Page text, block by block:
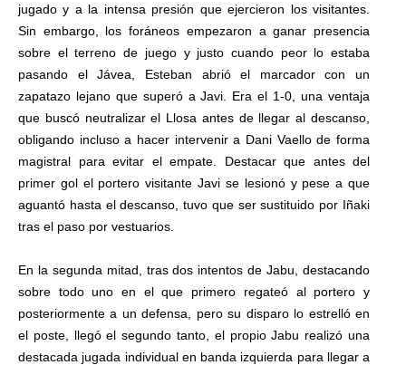
jugado y a la intensa presión que ejercieron los visitantes.
Sin embargo, los foráneos empezaron a ganar presencia
sobre el terreno de juego y justo cuando peor lo estaba
pasando el Jávea, Esteban abrió el marcador con un
zapatazo lejano que superó a Javi. Era el 1-0, una ventaja
que buscó neutralizar el Llosa antes de llegar al descanso,
obligando incluso a hacer intervenir a Dani Vaello de forma
magistral para evitar el empate. Destacar que antes del
primer gol el portero visitante Javi se lesionó y pese a que
aguantó hasta el descanso, tuvo que ser sustituido por Iñaki
tras el paso por vestuarios.
En la segunda mitad, tras dos intentos de Jabu, destacando
sobre todo uno en el que primero regateó al portero y
posteriormente a un defensa, pero su disparo lo estrelló en
el poste, llegó el segundo tanto, el propio Jabu realizó una
destacada jugada individual en banda izquierda para llegar a